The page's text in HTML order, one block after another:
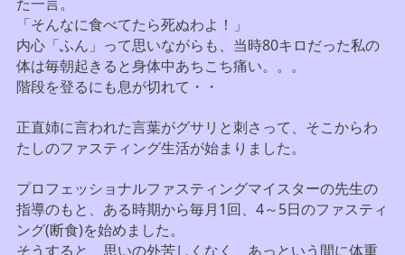
「そんなに食べてたら死ぬわよ！」
内心「ふん」って思いながらも、当時80キロだった私の
体は毎朝起きると身体中あちこち痛い。。。
階段を登るにも息が切れて・・
正直姉に言われた言葉がグサリと刺さって、そこからわ
たしのファスティング生活が始まりました。
プロフェッショナルファスティングマイスターの先生の
指導のもと、ある時期から毎月1回、4～5日のファスティ
ング(断食)を始めました。
そうすると、思いの外苦しくなく、あっという間に体重